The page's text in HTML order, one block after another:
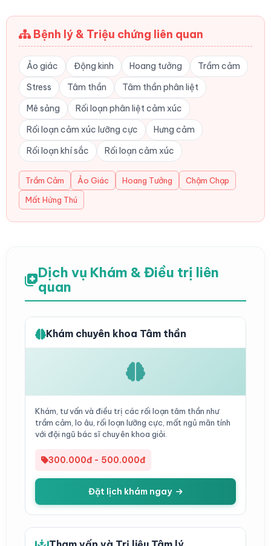
Bệnh lý & Triệu chứng liên quan
Ảo giác Động kinh Hoang tưởng
Trầm cảm
Stress
Tâm thần
Tâm thần phân liệt
Mê sảng
Rối loạn phân liệt cảm xúc
Rối loạn cảm xúc lưỡng cực
Hưng cảm
Rối loạn khí sắc
Rối loạn cảm xúc
Trầm Cảm Ảo Giác Hoang Tưởng
Chậm Chạp
Mất Hứng Thú
Dịch vụ Khám & Điều trị liên
quan
Khám chuyên khoa Tâm thần
Khám, tư vấn và điều trị các rối loạn tâm thần như
trầm cảm, lo âu, rối loạn lưỡng cực, mất ngủ mãn tính
với đội ngũ bác sĩ chuyên khoa giỏi.
300.000đ - 500.000đ
Đặt lịch khám ngay